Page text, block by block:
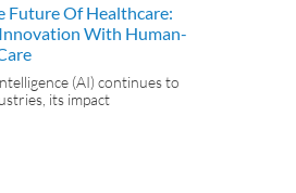
Future Of Healthcare:
With Human-
(AI) continues to
its impact